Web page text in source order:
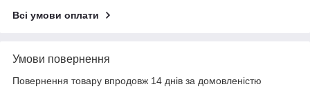
Всі умови оплати
Умови повернення
Повернення товару впродовж 14 днів за домовленістю